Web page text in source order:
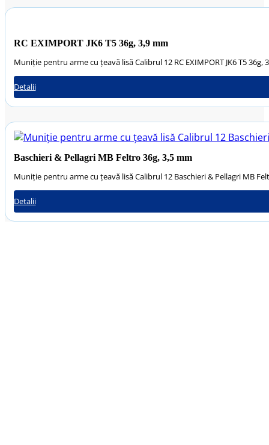
RC EXIMPORT JK6 T5 36g, 3,9 mm
Muniție pentru arme cu țeavă lisă Calibrul 12 RC EXIMPORT JK6 T5 36g,
Detalii
Baschieri & Pellagri MB Feltro 36g, 3,5 mm
Muniție pentru arme cu țeavă lisă Calibrul 12 Baschieri & Pellagri MB
Detalii